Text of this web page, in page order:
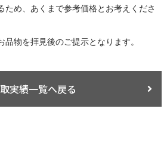
ため、あくまで参考価格とお考えくださ
物を拝見後のご提示となります。
実績一覧へ戻る